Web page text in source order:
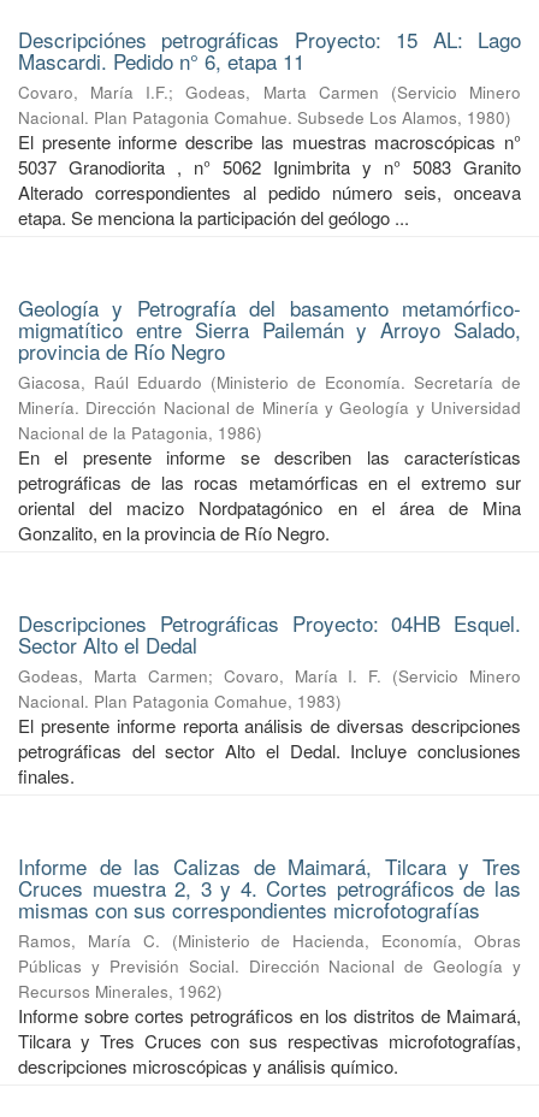
Descripciónes petrográficas Proyecto: 15 AL: Lago
Mascardi. Pedido n° 6, etapa 11
Covaro, María I.F.;Godeas, Marta Carmen (Servicio Minero
Nacional. Plan Patagonia Comahue. Subsede Los Alamos, 1980)
El presente informe describe las muestras macroscópicas n°
5037 Granodiorita , n° 5062 Ignimbrita y n° 5083 Granito
Alterado correspondientes al pedido número seis, onceava
etapa. Se menciona la participación del geólogo ...
Geología y Petrografía del basamento metamórfico-
migmatítico entre Sierra Pailemán y Arroyo Salado,
provincia de Río Negro
Giacosa, Raúl Eduardo (Ministerio de Economía. Secretaría de
Minería. Dirección Nacional de Minería y Geología y Universidad
Nacional de la Patagonia, 1986)
En el presente informe se describen las características
petrográficas de las rocas metamórficas en el extremo sur
oriental del macizo Nordpatagónico en el área de Mina
Gonzalito, en la provincia de Río Negro.
Descripciones Petrográficas Proyecto: 04HB Esquel.
Sector Alto el Dedal
Godeas, Marta Carmen; Covaro, María I. F. (Servicio Minero
Nacional. Plan Patagonia Comahue, 1983)
El presente informe reporta análisis de diversas descripciones
petrográficas del sector Alto el Dedal. Incluye conclusiones
finales.
Informe de las Calizas de Maimará, Tilcara y Tres
Cruces muestra 2, 3 y 4. Cortes petrográficos de las
mismas con sus correspondientes microfotografías
Ramos, María C. (Ministerio de Hacienda, Economía, Obras
Públicas y Previsión Social. Dirección Nacional de Geología y
Recursos Minerales, 1962)
Informe sobre cortes petrográficos en los distritos de Maimará,
Tilcara y Tres Cruces con sus respectivas microfotografías,
descripciones microscópicas y análisis químico.